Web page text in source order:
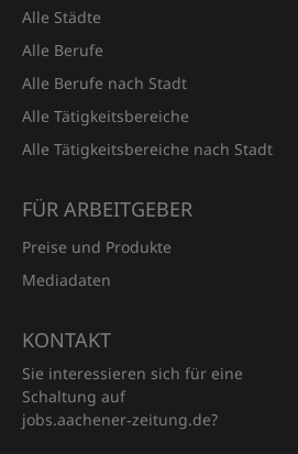
Alle Städte
Alle Berufe
Alle Berufe nach Stadt
Alle Tätigkeitsbereiche
Alle Tätigkeitsbereiche nach Stadt
FÜR ARBEITGEBER
Preise und Produkte
Mediadaten
KONTAKT
Sie interessieren sich für eine
Schaltung auf
jobs.aachener‑zeitung.de?